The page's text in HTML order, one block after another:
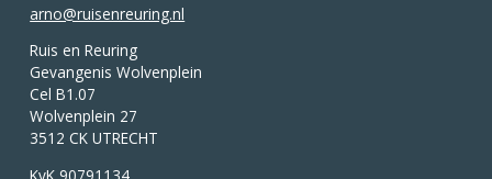
arno@ruisenreuring.nl
Ruis en Reuring
Gevangenis Wolvenplein
Cel B1.07
Wolvenplein 27
3512 CK UTRECHT